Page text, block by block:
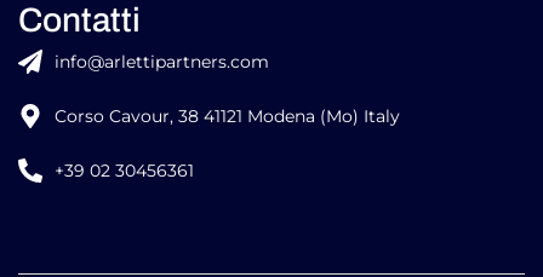
Contatti
info@arlettipartners.com
Corso Cavour, 38 41121 Modena (Mo) Italy
+39 02 30456361